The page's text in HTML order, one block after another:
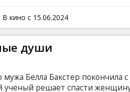
паутину. Так Питер
который помогает людям и
супергерой, рано или поздно
на английском языке с
В кино с 15.06.2024
души
мужа Белла Бакстер покончила
учёный решает спасти